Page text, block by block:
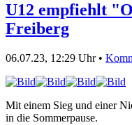
U12 empfiehlt
Freiberg
06.07.23, 12:29 Uhr •
Mit einem Sieg und einer
in die Sommerpause.